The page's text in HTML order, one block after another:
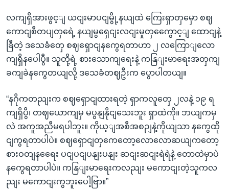
လကျရှိအားဖွင့ျ ယငျးမာပငျမွို့နယျထဲ ကြေးရှာတှမှော စဈ
ကောငျစီတပျတှရေဲ့ နယျမွရှေငျးလငျးမှုတှကွေောင့ျ ထောငျနဲ့
ခြီတဲ့ ဒသေခံတှေ စဈရှောငျနကွေရတာဟာ ၂ လကြောျလော
ကျရှိနပေါပွီ။ သူတို့ရဲ့ စားသောကျရေးနဲ့ ကနြျးမာရေးအတှကျ
ခကျခဲနကွေတယျလို့ ဒသေခံတဈဦးက ပွောပါတယျ။
“နဂိုကတညျးက စဈရှောငျထားရတဲ့ ရှာကလူတှေ ၂လနဲ့ ၁၉ ရ
ကျရှိပွီ၊ တဈယောကျမှ မပွနျနိုငျသေးဘူး ရှာထဲကို။ ဘယျကမှ
လဲ အကူအညီမရပါဘူး။ ကိုယ့ျအစီအစဉျနဲ့ကိုယျသာ နကွေထို
ငျကွရတာပါပဲ။ စဈရှောငျတှကေတော့လောလောဆယျကတော့
စားဝတျနရေေး ပငျပငျပနျးပနျး ဆငျးဆငျးရဲရဲနဲ့ တောထဲမှာပဲ
နကွေရတာပါပဲ။ ကနြျးမာရေးကလညျး မကောငျးတဲ့သူကလ
ညျး မကောငျးကွဘူးပေါ့ဗြာ။”